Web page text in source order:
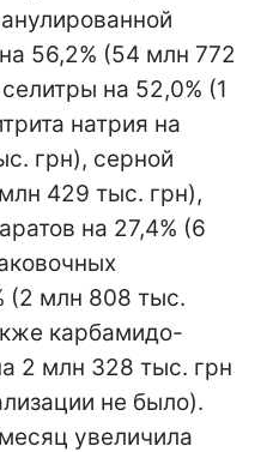
56,2% (54 млн 772
на 52,0% (1
натрия на
грн), серной
429 тыс. грн),
на 27,4% (6
(2 млн 808 тыс.
карбамидо-
2 млн 328 тыс. грн
не было).
увеличила